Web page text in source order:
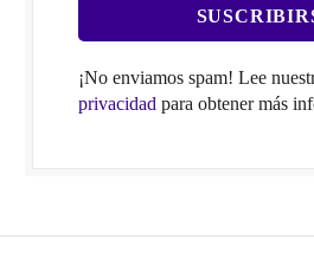
¡No enviamos spam! Lee
privacidad para obtener más